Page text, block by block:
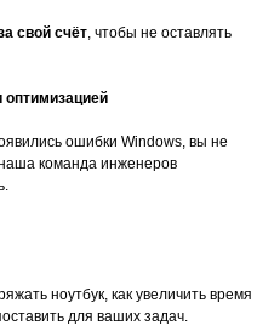
свой счёт, чтобы не оставлять
ошибки Windows, вы не
команда инженеров
ноутбук, как увеличить время
для ваших задач.